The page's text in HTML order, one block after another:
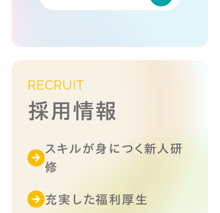
RECRUIT
採用情報
スキルが身につく新人研
修
充実した福利厚生